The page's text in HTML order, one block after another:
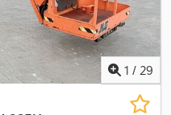
is 90% fölé lehet
Az ár NETTÓ export ár. A
kérem írjon e-mailt.
1 / 29